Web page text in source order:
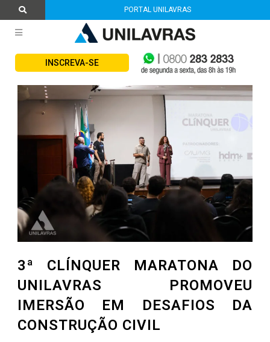
PORTAL UNILAVRAS
INSCREVA-SE
3ª CLÍNQUER MARATONA DO
UNILAVRAS PROMOVEU
IMERSÃO EM DESAFIOS DA
CONSTRUÇÃO CIVIL